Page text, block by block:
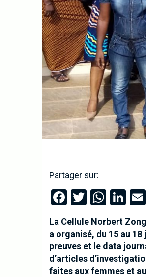
Partager sur:
Facebook
Twitter
La Cellule Norbert
a organisé, du 15 au
preuves et le data
d’articles
faites aux femmes et